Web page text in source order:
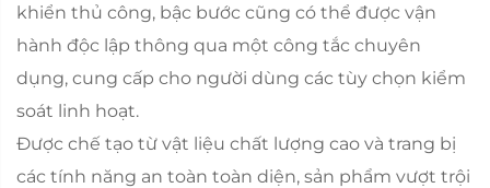
khiển thủ công, bậc bước cũng có thể được vận
hành độc lập thông qua một công tắc chuyên
dụng, cung cấp cho người dùng các tùy chọn kiểm
soát linh hoạt.
Được chế tạo từ vật liệu chất lượng cao và trang bị
các tính năng an toàn toàn diện, sản phẩm vượt trội